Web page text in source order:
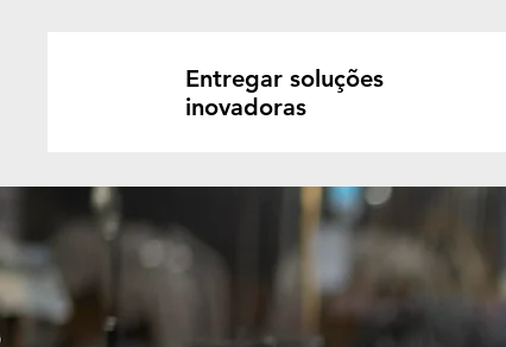
Entregar soluções
inovadoras